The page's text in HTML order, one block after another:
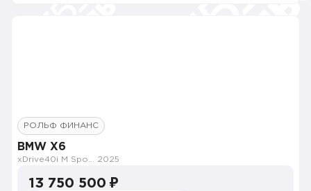
РОЛЬФ ФИНАНС
BMW X6
2025
13 750 500 ₽